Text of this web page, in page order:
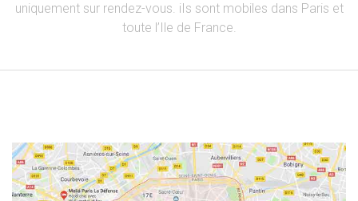
uniquement sur rendez-vous. iIs sont mobiles dans Paris et
toute l’Ile de France.